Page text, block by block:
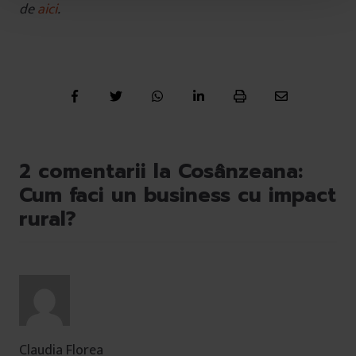
deaici.
2 comentarii la Cosânzeana:
Cum faci un business cu impact
rural?
Claudia Florea